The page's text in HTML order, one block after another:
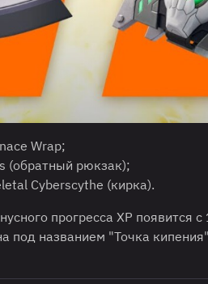
Wrap;
(обратный рюкзак);
Cyberscythe (кирка).
прогресса XP появится
под названием "Точка